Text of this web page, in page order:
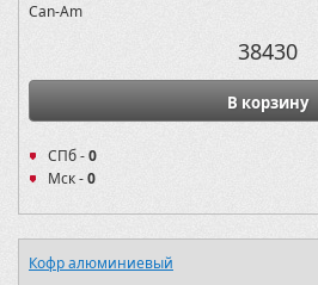
Can-Am
38430
В корзину
СПб -0
Мск -0
Кофр алюминиевый